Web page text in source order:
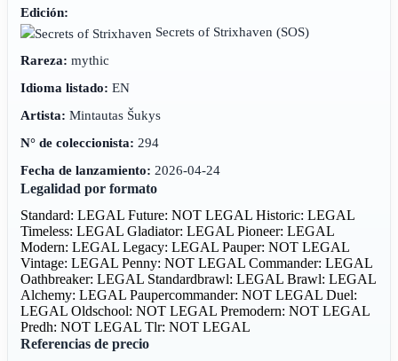
Edición:
Secrets of Strixhaven(SOS)
Rareza: mythic
Idioma listado: EN
Artista: Mintautas Šukys
N° de coleccionista: 294
Fecha de lanzamiento: 2026-04-24
Legalidad por formato
Standard: LEGALFuture: NOT LEGALHistoric: LEGAL
Timeless: LEGALGladiator: LEGALPioneer: LEGAL
Modern: LEGALLegacy: LEGALPauper: NOT LEGAL
Vintage: LEGALPenny: NOT LEGALCommander: LEGAL
Oathbreaker: LEGAL Standardbrawl: LEGALBrawl: LEGAL
Alchemy: LEGALPaupercommander: NOT LEGALDuel:
LEGALOldschool: NOT LEGALPremodern: NOT LEGAL
Predh: NOT LEGALTlr: NOT LEGAL
Referencias de precio